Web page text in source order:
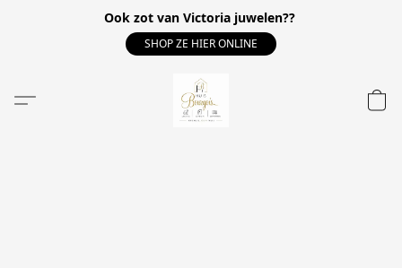
Ook zot van Victoria juwelen??
SHOP ZE HIER ONLINE